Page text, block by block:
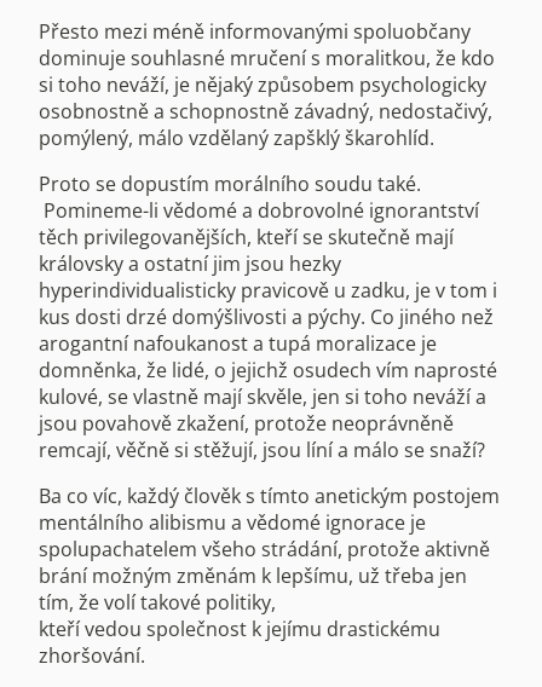
Přesto mezi méně informovanými spoluobčany
dominuje souhlasné mručení s moralitkou, že kdo
si toho neváží, je nějaký způsobem psychologicky
osobnostně a schopnostně závadný, nedostačivý,
pomýlený, málo vzdělaný zapšklý škarohlíd.
Proto se dopustím morálního soudu také.
Pomineme-li vědomé a dobrovolné ignorantství
těch privilegovanějších, kteří se skutečně mají
královsky a ostatní jim jsou hezky
hyperindividualisticky pravicově u zadku, je v tom i
kus dosti drzé domýšlivosti a pýchy. Co jiného než
arogantní nafoukanost a tupá moralizace je
domněnka, že lidé, o jejichž osudech vím naprosté
kulové, se vlastně mají skvěle, jen si toho neváží a
jsou povahově zkažení, protože neoprávněně
remcají, věčně si stěžují, jsou líní a málo se snaží?
Ba co víc, každý člověk s tímto anetickým postojem
mentálního alibismu a vědomé ignorace je
spolupachatelem všeho strádání, protože aktivně
brání možným změnám k lepšímu, už třeba jen
tím, že volí takové politiky,
kteří vedou společnost k jejímu drastickému
zhoršování.